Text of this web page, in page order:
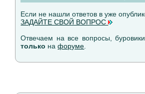
Если не нашли ответов в уже
ЗАДАЙТЕ СВОЙ ВОПРОС
Отвечаем на все вопросы,
только нафоруме